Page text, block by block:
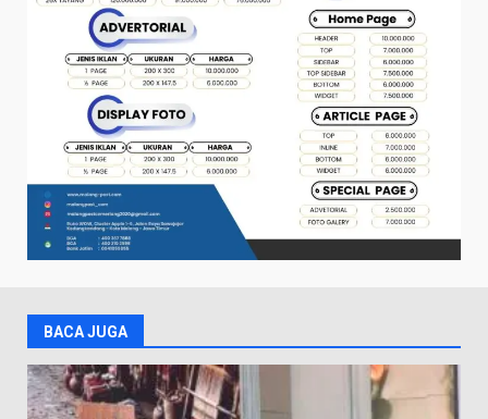
BACA JUGA